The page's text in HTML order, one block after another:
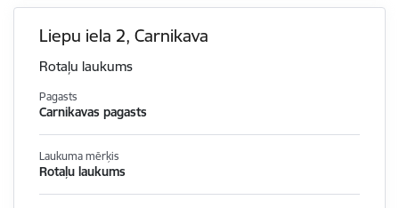
Liepu iela 2, Carnikava
Rotaļu laukums
Pagasts
Carnikavas pagasts
Laukuma mērķis
Rotaļu laukums